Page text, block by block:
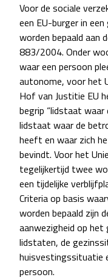
Voor de sociale
een EU-burger in
worden bepaald aan
883/2004. Onder
waar een persoon
autonome, voor het
Hof van Justitie EU
begrip “lidstaat
lidstaat waar de
heeft en waar zich
bevindt. Voor het
tegelijkertijd twee
een tijdelijke
Criteria op basis
worden bepaald zijn
aanwezigheid op het
lidstaten, de
huisvestingssituatie
persoon.